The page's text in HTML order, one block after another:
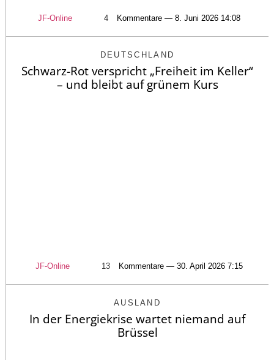
JF-Online 4 Kommentare — 8. Juni 2026 14:08
DEUTSCHLAND
Schwarz-Rot verspricht „Freiheit im Keller“
– und bleibt auf grünem Kurs
JF-Online 13 Kommentare — 30. April 2026 7:15
AUSLAND
In der Energiekrise wartet niemand auf
Brüssel